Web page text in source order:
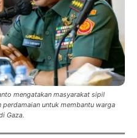
mengatakan masyarakat sipil
untuk membantu warga
Gaza.